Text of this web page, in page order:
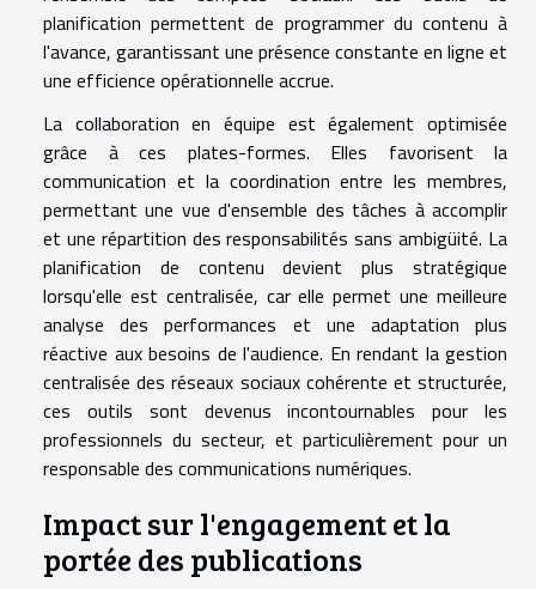
planification permettent de programmer du contenu à
l'avance, garantissant une présence constante en ligne et
une efficience opérationnelle accrue.
La collaboration en équipe est également optimisée
grâce à ces plates-formes. Elles favorisent la
communication et la coordination entre les membres,
permettant une vue d'ensemble des tâches à accomplir
et une répartition des responsabilités sans ambigüité. La
planification de contenu devient plus stratégique
lorsqu'elle est centralisée, car elle permet une meilleure
analyse des performances et une adaptation plus
réactive aux besoins de l'audience. En rendant la gestion
centralisée des réseaux sociaux cohérente et structurée,
ces outils sont devenus incontournables pour les
professionnels du secteur, et particulièrement pour un
responsable des communications numériques.
Impact sur l'engagement et la
portée des publications